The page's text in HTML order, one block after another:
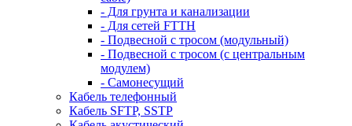
- Для грунта и канализации
- Для сетей FTTH
- Подвесной с тросом (модульный)
- Подвесной с тросом (с центральным
модулем)
- Самонесущий
Кабель телефонный
Кабель SFTP, SSTP